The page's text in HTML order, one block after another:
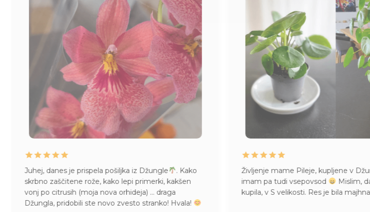
Juhej, danes je prispela pošiljka iz Džungle
. Kako
skrbno zaščitene rože, kako lepi primerki, kakšen
vonj po citrusih (moja nova orhideja) … draga
Džungla, pridobili ste novo zvesto stranko! Hvala!
Življenje mame Pileje, kupljene v
imam pa tudi vsepovsod
Mislim,
kupila, v S velikosti. Res je bila